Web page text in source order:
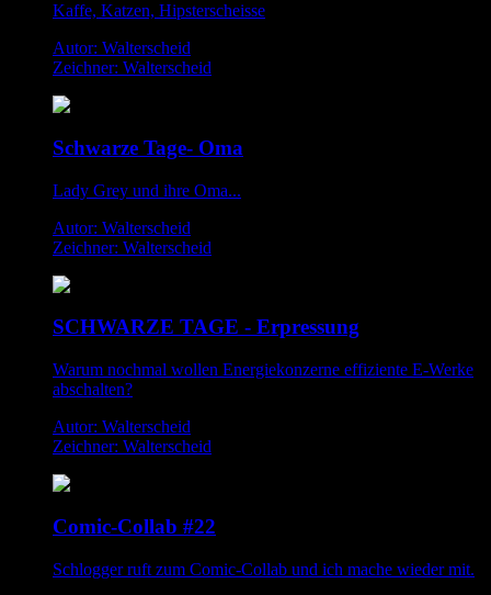
Kaffe, Katzen, Hipsterscheisse
Autor: Walterscheid
Zeichner: Walterscheid
Schwarze Tage- Oma
Lady Grey und ihre Oma...
Autor: Walterscheid
Zeichner: Walterscheid
SCHWARZE TAGE - Erpressung
Warum nochmal wollen Energiekonzerne effiziente E-Werke
abschalten?
Autor: Walterscheid
Zeichner: Walterscheid
Comic-Collab #22
Schlogger ruft zum Comic-Collab und ich mache wieder mit.